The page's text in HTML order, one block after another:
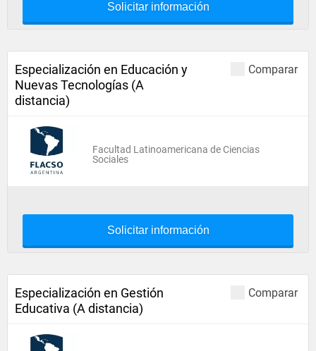
Solicitar información
Comparar
Especialización en Educación y
Nuevas Tecnologías (A
distancia)
Facultad Latinoamericana de Ciencias
Sociales
Solicitar información
Comparar
Especialización en Gestión
Educativa (A distancia)